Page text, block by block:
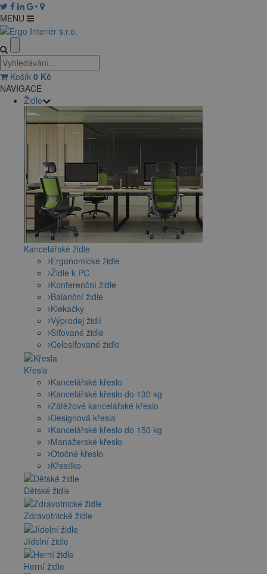
MENU
Košík 0 Kč
NAVIGACE
Židle
Kancelářské židle
Ergonomické židle
Židle k PC
Konferenční židle
Balanční židle
Klekačky
Výprodej židlí
Síťované židle
Celosíťované židle
Křesla
Kancelářské křeslo
Kancelářské křeslo do 130 kg
Zátěžové kancelářské křeslo
Designová křesla
Kancelářské křeslo do 150 kg
Manažerské křeslo
Otočné křeslo
Křesílko
Dětské židle
Zdravotnické židle
Jídelní židle
Herní židle